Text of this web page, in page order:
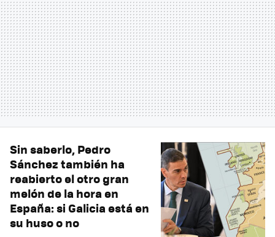
Sin saberlo, Pedro
Sánchez también ha
reabierto el otro gran
melón de la hora en
España: si Galicia está en
su huso o no